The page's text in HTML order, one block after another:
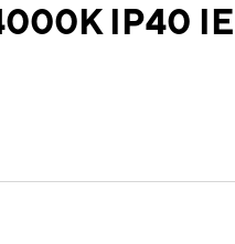
IP40